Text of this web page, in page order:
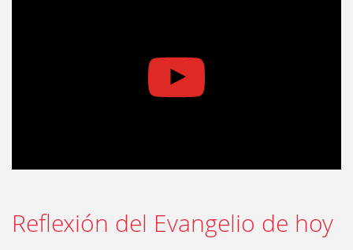
Reflexión del Evangelio de hoy